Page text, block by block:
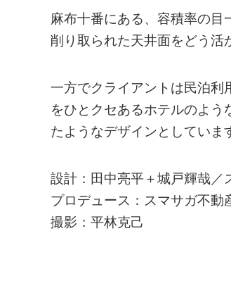
麻布十番にある、容積率の
削り取られた天井面をどう活
一方でクライアントは民泊利
をひとクセあるホテルのよう
たようなデザインとしていま
設計：田中亮平＋城戸輝哉／
プロデュース：スマサガ不動
撮影：平林克己